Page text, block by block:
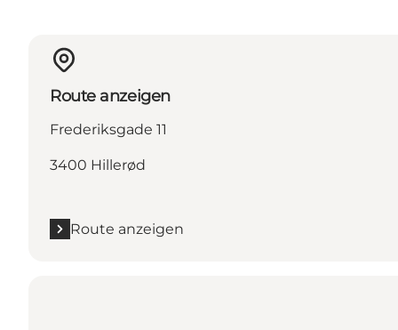
Route anzeigen
Frederiksgade 11
3400 Hillerød
Route anzeigen